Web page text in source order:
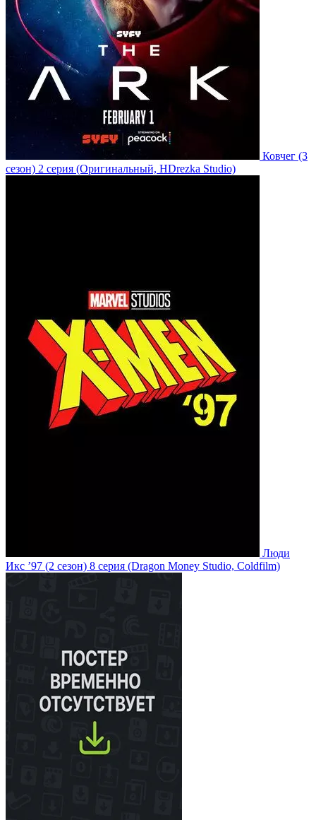
Ковчег (3
сезон) 2 серия (Оригинальный, HDrezka Studio)
Люди
Икс ’97 (2 сезон) 8 серия (Dragon Money Studio, Coldfilm)